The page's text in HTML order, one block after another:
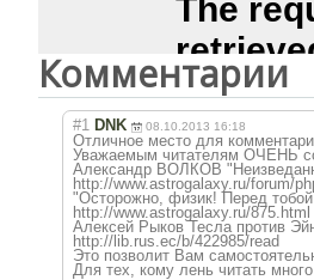
Комментарии
#1 DNK 08.10.2013 16:18
Отличное место для
Уважаемым читателям ОЧЕНЬ
Александр ВОЛКОВ
http://www.astrogalaxy.ru/forum/
"Осторожно, физик! Перед
http://www.astrogalaxy.ru/875.html
Алексей Рыков Тесла против
http://lib.rus.ec/b/422985/read
Это позволит Вам
Для тех, кому лень читать